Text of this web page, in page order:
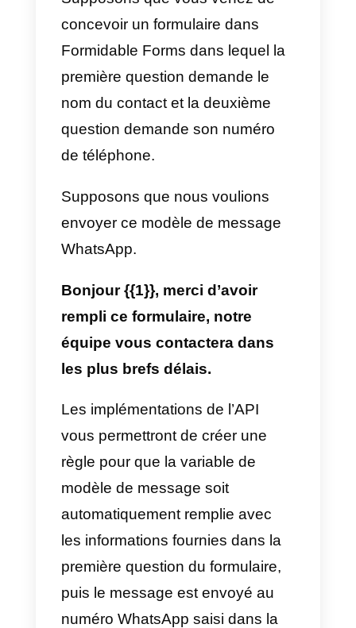
produits dans Form Site avec
Callbell via la connexion API.
Par exemple, supposons qu’un
formulaire soit créé dans
Formidable Forms pour collecter
des contacts WhatsApp et les
qualifier par des questions et des
informations. En utilisant l’API
Callbell, chaque fois qu’un
contact remplit les informations
formulaire Formidable Forms, un
nouveau contact sera
automatiquement généré dans la
plateforme Callbell, avec toutes
les informations collectées à
du formulaire.
2) Envoyez automatiquement
un message WhatsApp aux